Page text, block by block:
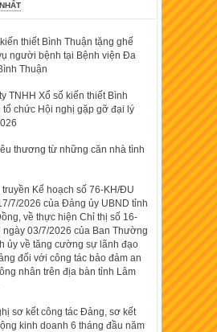
thiết Bình Thuận tặng ghế
người bệnh tại Bệnh viện Đa
Thuận
TNHH Xổ số kiến thiết Bình
tổ chức Hội nghị gặp gỡ đại lý
thương từ những căn nhà tình
truyền Kế hoạch số 76-KH/ĐU
7/2026 của Đảng ủy UBND tỉnh
về thực hiện Chỉ thị số 16-
ngày 03/7/2026 của Ban Thường
ủy về tăng cường sự lãnh đạo
đối với công tác bảo đảm an
nhân trên địa bàn tỉnh Lâm
sơ kết công tác Đảng, sơ kết
kinh doanh 6 tháng đầu năm